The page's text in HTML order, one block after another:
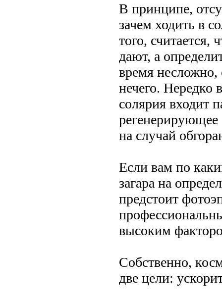
В принципе,
зачем ходить в
того, считается,
дают, а
время несложно,
нечего. Нередко
солярия входит
регенерирующее
на случай
Если вам по
загара на
предстоит
высоким
Собственно,
две цели: